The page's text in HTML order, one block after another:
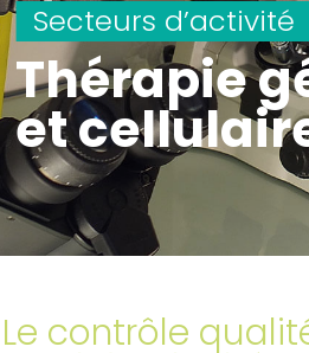
Secteurs d’activité
Thérapie
et
Le contrôle